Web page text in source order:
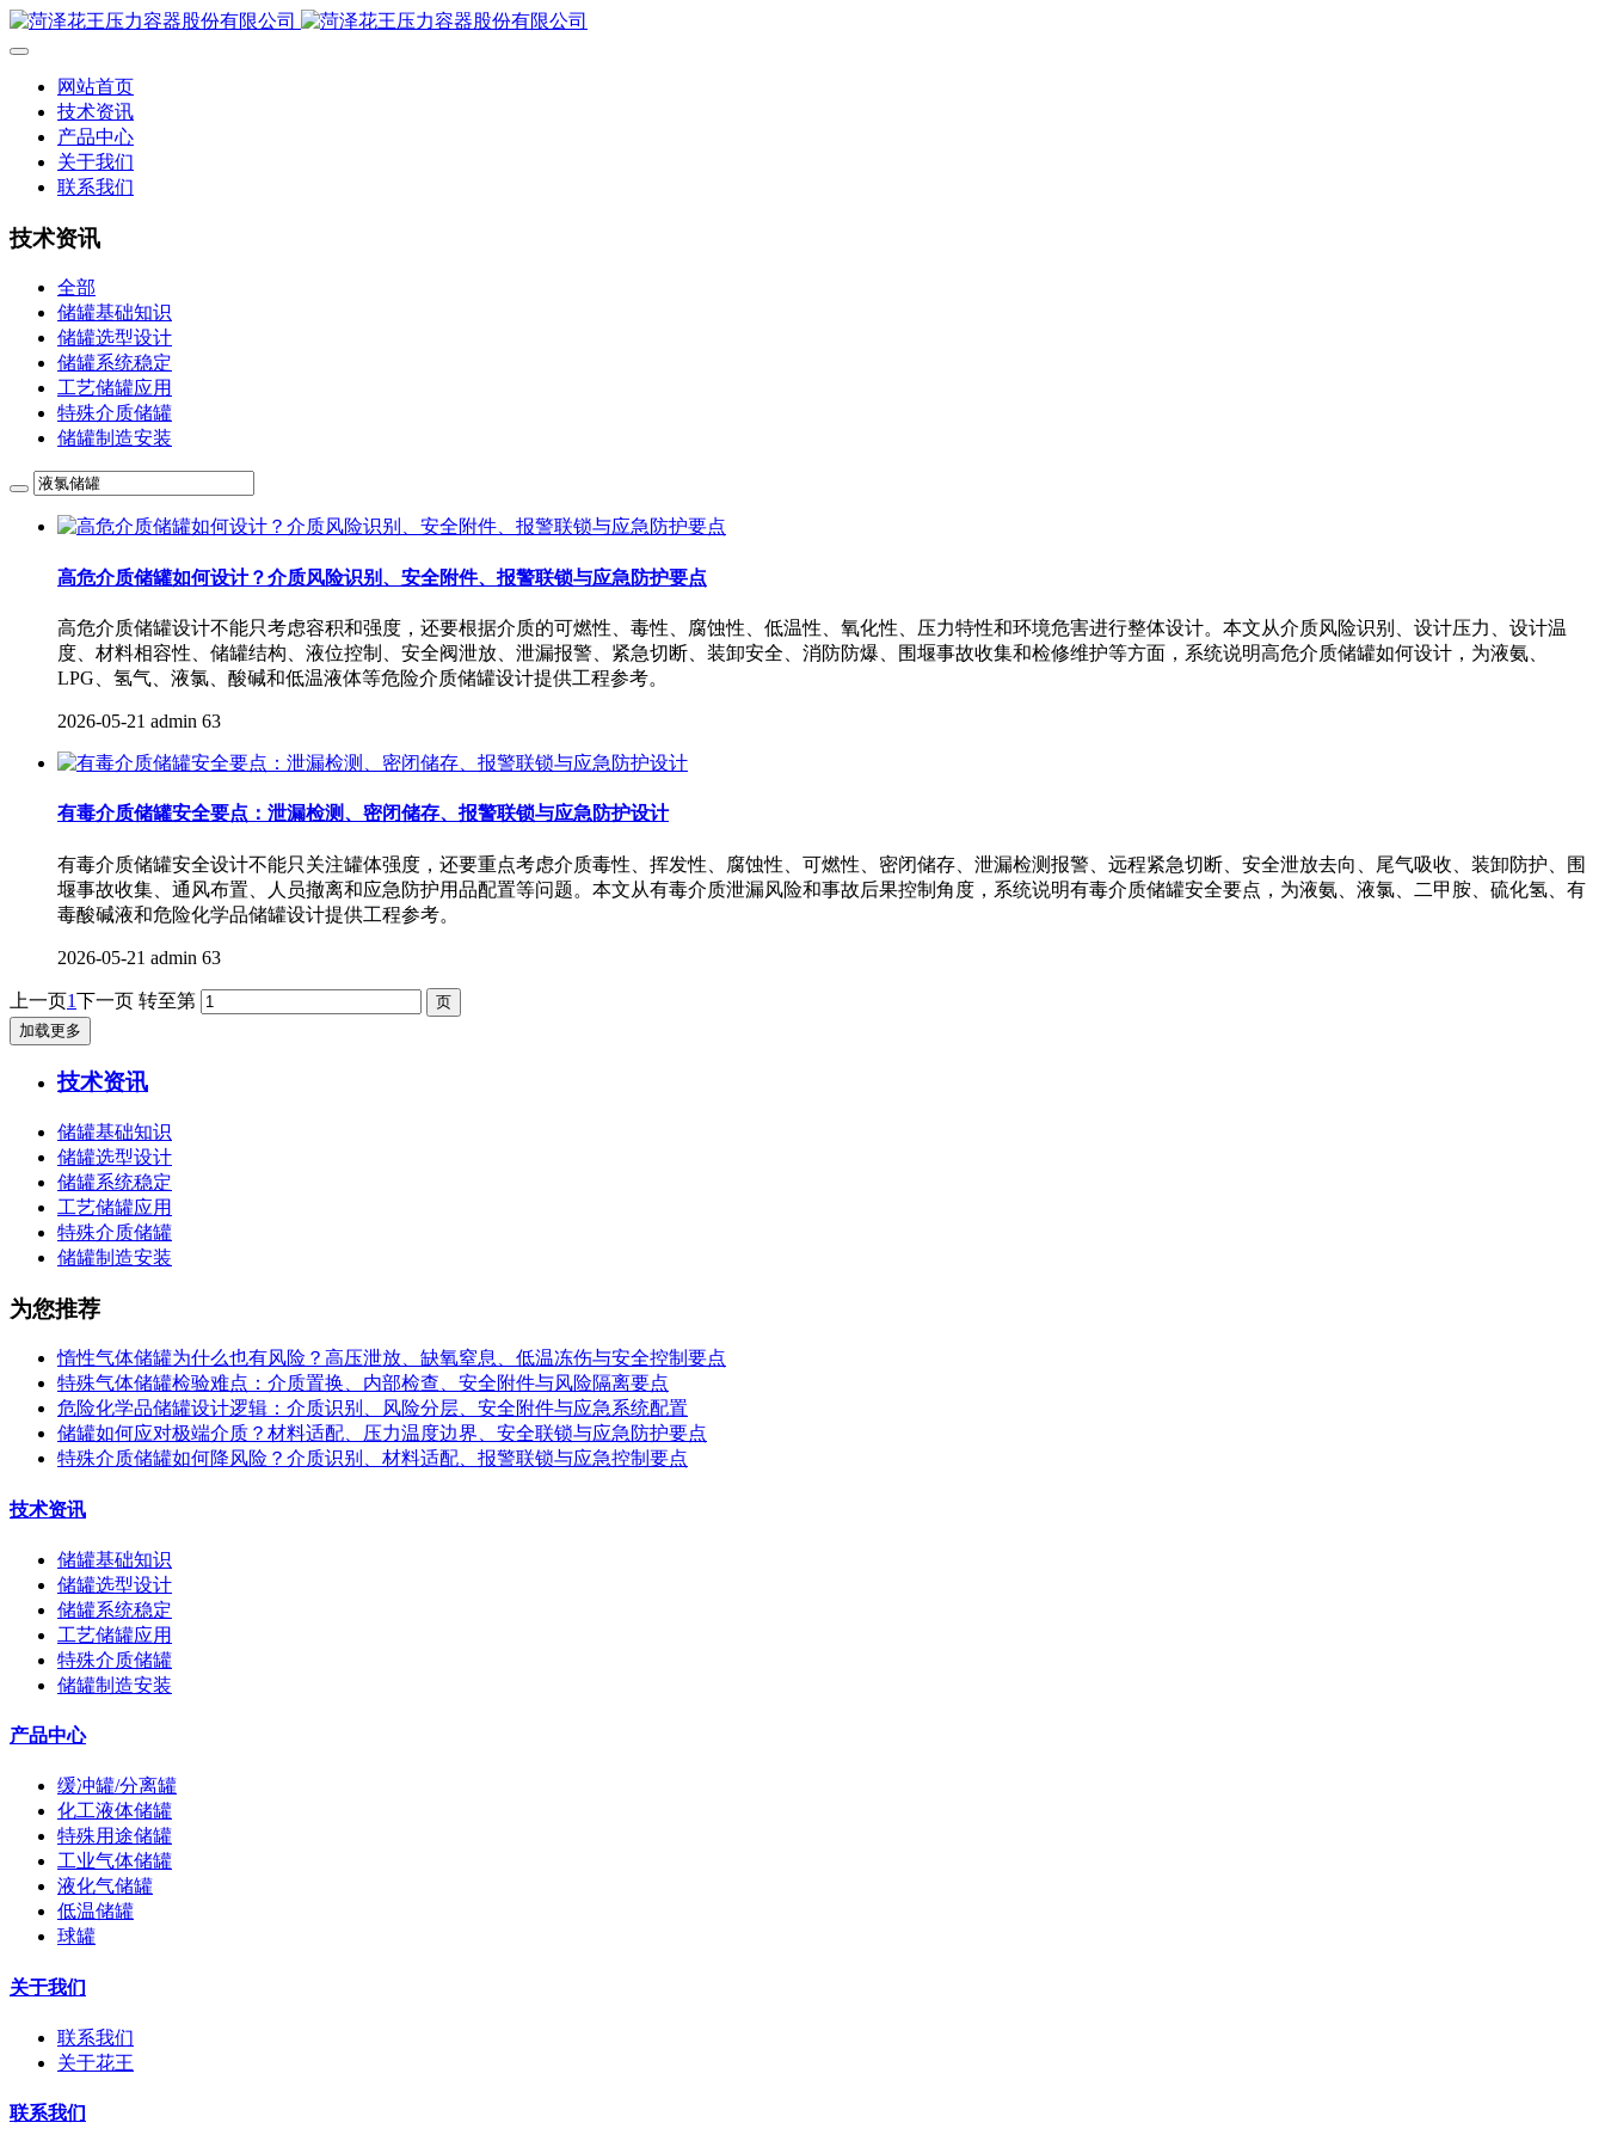
网站首页
技术资讯
产品中心
关于我们
联系我们
技术资讯
全部
储罐基础知识
储罐选型设计
储罐系统稳定
工艺储罐应用
特殊介质储罐
储罐制造安装
高危介质储罐如何设计？介质风险识别、安全附件、报警联锁与应急防护要点
高危介质储罐设计不能只考虑容积和强度，还要根据介质的可燃性、毒性、腐蚀性、低温性、氧化性、压力特性和环境危害进行整体设计。本文从介质风险识别、设计压力、设计温
度、材料相容性、储罐结构、液位控制、安全阀泄放、泄漏报警、紧急切断、装卸安全、消防防爆、围堰事故收集和检修维护等方面，系统说明高危介质储罐如何设计，为液氨、
LPG、氢气、液氯、酸碱和低温液体等危险介质储罐设计提供工程参考。
2026-05-21 admin 63
有毒介质储罐安全要点：泄漏检测、密闭储存、报警联锁与应急防护设计
有毒介质储罐安全设计不能只关注罐体强度，还要重点考虑介质毒性、挥发性、腐蚀性、可燃性、密闭储存、泄漏检测报警、远程紧急切断、安全泄放去向、尾气吸收、装卸防护、围
堰事故收集、通风布置、人员撤离和应急防护用品配置等问题。本文从有毒介质泄漏风险和事故后果控制角度，系统说明有毒介质储罐安全要点，为液氨、液氯、二甲胺、硫化氢、有
毒酸碱液和危险化学品储罐设计提供工程参考。
2026-05-21 admin 63
上一页1下一页 转至第
加载更多
技术资讯
储罐基础知识
储罐选型设计
储罐系统稳定
工艺储罐应用
特殊介质储罐
储罐制造安装
为您推荐
惰性气体储罐为什么也有风险？高压泄放、缺氧窒息、低温冻伤与安全控制要点
特殊气体储罐检验难点：介质置换、内部检查、安全附件与风险隔离要点
危险化学品储罐设计逻辑：介质识别、风险分层、安全附件与应急系统配置
储罐如何应对极端介质？材料适配、压力温度边界、安全联锁与应急防护要点
特殊介质储罐如何降风险？介质识别、材料适配、报警联锁与应急控制要点
技术资讯
储罐基础知识
储罐选型设计
储罐系统稳定
工艺储罐应用
特殊介质储罐
储罐制造安装
产品中心
缓冲罐/分离罐
化工液体储罐
特殊用途储罐
工业气体储罐
液化气储罐
低温储罐
球罐
关于我们
联系我们
关于花王
联系我们